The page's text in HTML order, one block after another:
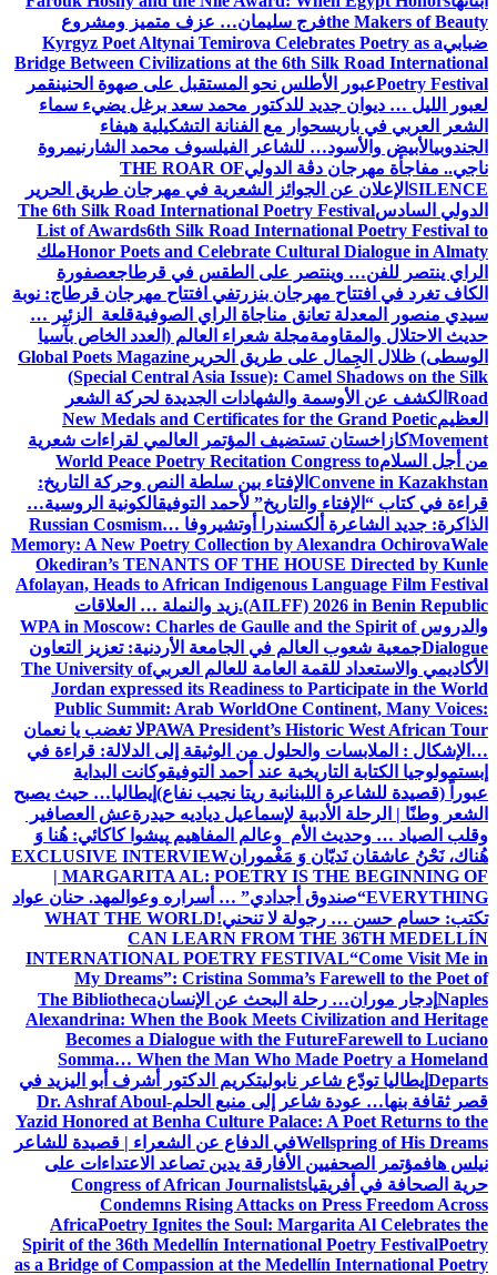
the Makers of Beautyفرج سليمان… عزف متميز ومشروع
ضبابيKyrgyz Poet Altynai Temirova Celebrates Poetry as a
Bridge Between Civilizations at the 6th Silk Road International
Poetry Festivalعبور الأطلس نحو المستقبل على صهوة الحنينقمر
لعبور الليل … ديوان جديد للدكتور محمد سعد برغل يضيء سماء
الشعر العربي في باريسحوار مع الفنانة التشكيلية هيفاء
الجندوبيالأبيض والأسود… للشاعر الفيلسوف محمد الشارنيمروة
ناجي.. مفاجأة مهرجان دڨة الدوليTHE ROAR OF
SILENCE الإعلان عن الجوائز الشعرية في مهرجان طريق الحرير
الدولي السادسThe 6th Silk Road International Poetry Festival
List of Awards6th Silk Road International Poetry Festival to
Honor Poets and Celebrate Cultural Dialogue in Almatyملك
الراي ينتصر للفن… وينتصر على الطقس في قرطاجعصفورة
الكاف تغرد في افتتاح مهرجان بنزرتفي افتتاح مهرجان قرطاج: نوبة
سيدي منصور المعدلة تعانق مناجاة الراي الصوفيةقلعة الزئير …
حديث الاحتلال والمقاومةمجلة شعراء العالم (العدد الخاص بآسيا
الوسطى) ظلال الجِمال على طريق الحرير Global Poets Magazine
(Special Central Asia Issue): Camel Shadows on the Silk
Road الكشف عن الأوسمة والشهادات الجديدة لحركة الشعر
العظيمNew Medals and Certificates for the Grand Poetic
Movementكازاخستان تستضيف المؤتمر العالمي لقراءات شعرية
من أجل السلامWorld Peace Poetry Recitation Congress to
Convene in Kazakhstan الإفتاء بين سلطة النص وحركة التاريخ:
قراءة في كتاب “الإفتاء والتاريخ” لأحمد التوفيقالكونية الروسية…
الذاكرة: جديد الشاعرة ألكسندرا أوتشيروفا Russian Cosmism…
Memory: A New Poetry Collection by Alexandra OchirovaWale
Okediran’s TENANTS OF THE HOUSE Directed by Kunle
Afolayan, Heads to African Indigenous Language Film Festival
(AILFF) 2026 in Benin Republic. زيد والنملة … العلاقات
والدروسWPA in Moscow: Charles de Gaulle and the Spirit of
Dialogueجمعية شعوب العالم في الجامعة الأردنية: تعزيز التعاون
الأكاديمي والاستعداد للقمة العامة للعالم العربيThe University of
Jordan expressed its Readiness to Participate in the World
Public Summit: Arab WorldOne Continent, Many Voices:
PAWA President’s Historic West African Tourلا تغضب يا نعمان
…الإشكال : الملابسات والحلول من الوثيقة إلى الدلالة: قراءة في
إبستمولوجيا الكتابة التاريخية عند أحمد التوفيقوكانت البداية
عبوراً (قصيدة للشاعرة اللبنانية ريتا نجيب نفاع) إيطاليا… حيث يصبح
الشعر وطنًا | الرحلة الأدبية لإسماعيل دياديه حيدرةعش العصافير
وقلب الصياد … وحديث الأم وعالم المفاهيم پیشوا کاکائي: هُنا وَ
هُناك، نَحْنُ عاشقان نَديّان وَ مَغْمورانEXCLUSIVE INTERVIEW
| MARGARITA AL: POETRY IS THE BEGINNING OF
EVERYTHING“صندوق أجدادي” … أسراره وعوالمهد. حنان عواد
تكتب: حسام حسن … رجولة لا تنحني!WHAT THE WORLD
CAN LEARN FROM THE 36TH MEDELLÍN
INTERNATIONAL POETRY FESTIVAL“Come Visit Me in
My Dreams”: Cristina Somma’s Farewell to the Poet of
Naples إدجار موران… رحلة البحث عن الإنسانThe Bibliotheca
Alexandrina: When the Book Meets Civilization and Heritage
Becomes a Dialogue with the FutureFarewell to Luciano
Somma… When the Man Who Made Poetry a Homeland
Departs إيطاليا تودّع شاعر نابوليتكريم الدكتور أشرف أبو اليزيد في
قصر ثقافة بنها… عودة شاعر إلى منبع الحلمDr. Ashraf Aboul-
Yazid Honored at Benha Culture Palace: A Poet Returns to the
Wellspring of His Dreamsفي الدفاع عن الشعراء | قصيدة للشاعر
نيلس هافمؤتمر الصحفيين الأفارقة يدين تصاعد الاعتداءات على
حرية الصحافة في أفريقياCongress of African Journalists
Condemns Rising Attacks on Press Freedom Across
AfricaPoetry Ignites the Soul: Margarita Al Celebrates the
Spirit of the 36th Medellín International Poetry FestivalPoetry
as a Bridge of Compassion at the Medellín International Poetry